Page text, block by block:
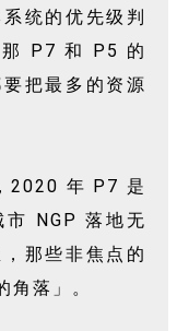
统的优先级判
P7 和 P5 的
把最多的资源
2020 年 P7 是
NGP 落地无
那些非焦点的
落」。